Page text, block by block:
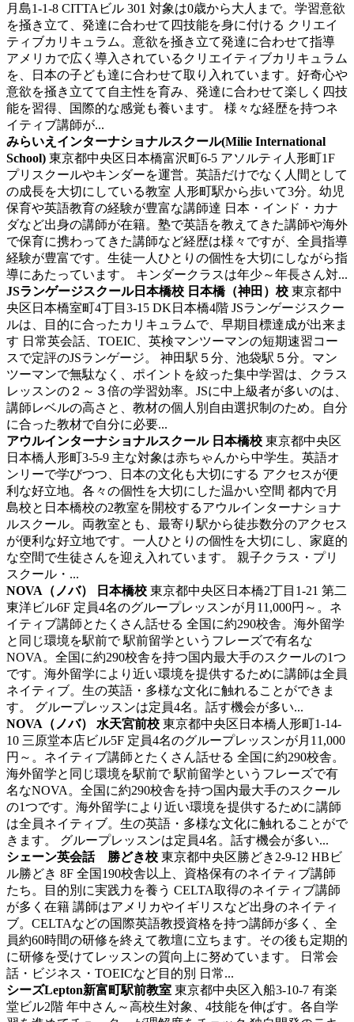
月島1-1-8 CITTAビル 301 対象は0歳から大人まで。学習意欲
を掻き立て、発達に合わせて四技能を身に付ける クリエイ
ティブカリキュラム。意欲を掻き立て発達に合わせて指導
アメリカで広く導入されているクリエイティブカリキュラム
を、日本の子ども達に合わせて取り入れています。好奇心や
意欲を掻き立てて自主性を育み、発達に合わせて楽しく四技
能を習得、国際的な感覚も養います。 様々な経歴を持つネ
イティブ講師が...
みらいえインターナショナルスクール(Milie International
School) 東京都中央区日本橋富沢町6-5 アソルティ人形町1F
プリスクールやキンダーを運営。英語だけでなく人間として
の成長を大切にしている教室 人形町駅から歩いて3分。幼児
保育や英語教育の経験が豊富な講師達 日本・インド・カナ
ダなど出身の講師が在籍。塾で英語を教えてきた講師や海外
で保育に携わってきた講師など経歴は様々ですが、全員指導
経験が豊富です。生徒一人ひとりの個性を大切にしながら指
導にあたっています。 キンダークラスは年少～年長さん対...
JSランゲージスクール日本橋校 日本橋（神田）校 東京都中
央区日本橋室町4丁目3-15 DK日本橋4階 JSランゲージスクー
ルは、目的に合ったカリキュラムで、早期目標達成が出来ま
す 日常英会話、TOEIC、英検マンツーマンの短期速習コー
スで定評のJSランゲージ。 神田駅５分、池袋駅５分。マン
ツーマンで無駄なく、ポイントを絞った集中学習は、クラス
レッスンの２～３倍の学習効率。JSに中上級者が多いのは、
講師レベルの高さと、教材の個人別自由選択制のため。自分
に合った教材で自分に必要...
アウルインターナショナルスクール 日本橋校 東京都中央区
日本橋人形町3‐5‐9 主な対象は赤ちゃんから中学生。英語オ
ンリーで学びつつ、日本の文化も大切にする アクセスが便
利な好立地。各々の個性を大切にした温かい空間 都内で月
島校と日本橋校の2教室を開校するアウルインターナショナ
ルスクール。両教室とも、最寄り駅から徒歩数分のアクセス
が便利な好立地です。一人ひとりの個性を大切にし、家庭的
な空間で生徒さんを迎え入れています。 親子クラス・プリ
スクール・...
NOVA（ノバ） 日本橋校 東京都中央区日本橋2丁目1-21 第二
東洋ビル6F 定員4名のグループレッスンが月11,000円～。ネ
イティブ講師とたくさん話せる 全国に約290校舎。海外留学
と同じ環境を駅前で 駅前留学というフレーズで有名な
NOVA。全国に約290校舎を持つ国内最大手のスクールの1つ
です。海外留学により近い環境を提供するために講師は全員
ネイティブ。生の英語・多様な文化に触れることができま
す。 グループレッスンは定員4名。話す機会が多い...
NOVA（ノバ） 水天宮前校 東京都中央区日本橋人形町1-14-
10 三原堂本店ビル5F 定員4名のグループレッスンが月11,000
円～。ネイティブ講師とたくさん話せる 全国に約290校舎。
海外留学と同じ環境を駅前で 駅前留学というフレーズで有
名なNOVA。全国に約290校舎を持つ国内最大手のスクール
の1つです。海外留学により近い環境を提供するために講師
は全員ネイティブ。生の英語・多様な文化に触れることがで
きます。 グループレッスンは定員4名。話す機会が多い...
シェーン英会話 勝どき校 東京都中央区勝どき2-9-12 HBビ
ル勝どき 8F 全国190校舎以上、資格保有のネイティブ講師
たち。目的別に実践力を養う CELTA取得のネイティブ講師
が多く在籍 講師はアメリカやイギリスなど出身のネイティ
ブ。CELTAなどの国際英語教授資格を持つ講師が多く、全
員約60時間の研修を終えて教壇に立ちます。その後も定期的
に研修を受けてレッスンの質向上に努めています。 日常会
話・ビジネス・TOEICなど目的別 日常...
シーズLepton新富町駅前教室 東京都中央区入船3-10-7 有楽
堂ビル2階 年中さん～高校生対象、4技能を伸ばす。各自学